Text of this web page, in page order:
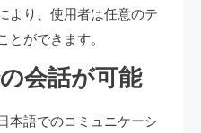
より、使用者は任意のテ
とができます。
会話が可能
本語でのコミュニケーシ